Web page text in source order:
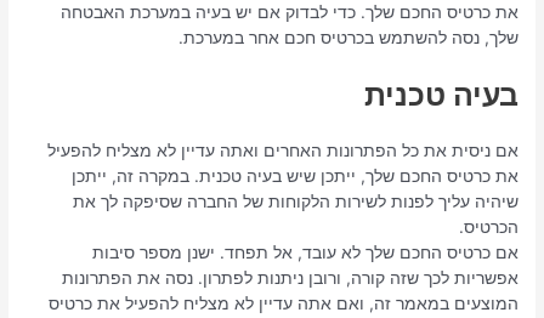
את כרטיס החכם שלך. כדי לבדוק אם יש בעיה במערכת האבטחה
שלך, נסה להשתמש בכרטיס חכם אחר במערכת.
בעיה טכנית
אם ניסית את כל הפתרונות האחרים ואתה עדיין לא מצליח להפעיל
את כרטיס החכם שלך, ייתכן שיש בעיה טכנית. במקרה זה, ייתכן
שיהיה עליך לפנות לשירות הלקוחות של החברה שסיפקה לך את
הכרטיס.
אם כרטיס החכם שלך לא עובד, אל תפחד. ישנן מספר סיבות
אפשריות לכך שזה קורה, ורובן ניתנות לפתרון. נסה את הפתרונות
המוצעים במאמר זה, ואם אתה עדיין לא מצליח להפעיל את כרטיס